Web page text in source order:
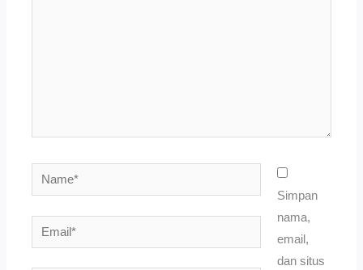
Name*
Email*
Simpan
nama,
email,
dan situs